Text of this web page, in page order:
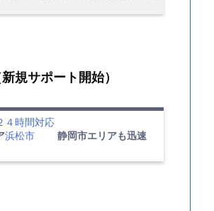
規サポート開始）
４時間対応
浜松市
静岡市エリアも迅速